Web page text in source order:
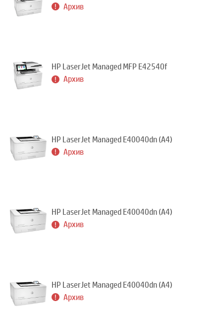
Архив
HP LaserJet Managed MFP E42540f
Архив
HP LaserJet Managed E40040dn (A4)
Архив
HP LaserJet Managed E40040dn (A4)
Архив
HP LaserJet Managed E40040dn (A4)
Архив